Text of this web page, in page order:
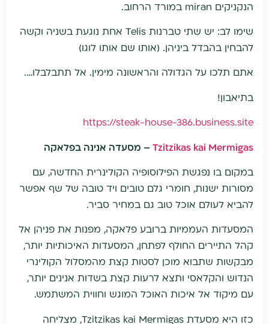
הנקניקים miran במורד הרחוב.
שימו לב: יש שתי טברנות Telis אחת נוגעת בשניה וקשה
להבחין בהבדל ביניהן. (אותו שם אותו לוגו)
אתם תלכו על הגדולה והראשונה מימין. אל תתבלבלו….
בתיאבון!
https://steak-house-386.business.site
Tzitzikas kai Mermigas – מסעדה אנינה בפלאקה
במקום בו נפגשת הפילוסופיה הקולינרית החדשה, עם
מסורות ישנות, חומרי גלם טובים ויד טובה של שף אפשר
להביא לעולם אוכל טוב גם במחיר סביר.
המסעדות העממיות ברובע פלאקה, מפנות את פניהן אל
קהל התיירים החולף לפתחן, המסעדות האיכותיות יותר,
מבקשות שתבוא מוכן לסטות קצת מהמסלול הקולינרי
הנדוש והקלאסי ותצא לרעות קצת בשדות אנינים יותר,
עם מיקוד אל איכות האוכל המוגש וחווית המשתמש.
כזו היא מסעדת Tzitzikas kai Mermigas, מצליחה